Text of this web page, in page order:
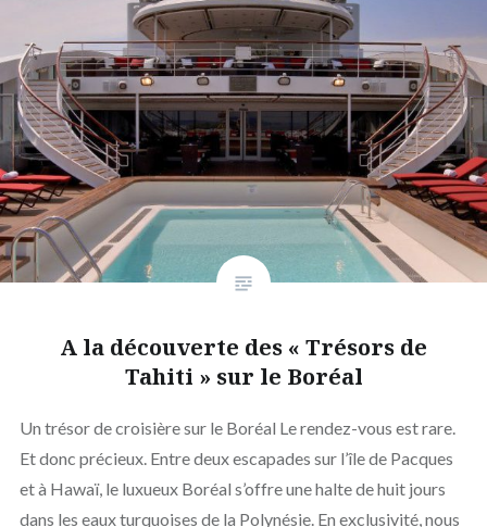
A la découverte des « Trésors de
Tahiti » sur le Boréal
Un trésor de croisière sur le Boréal Le rendez-vous est rare.
Et donc précieux. Entre deux escapades sur l’île de Pacques
et à Hawaï, le luxueux Boréal s’offre une halte de huit jours
dans les eaux turquoises de la Polynésie. En exclusivité, nous